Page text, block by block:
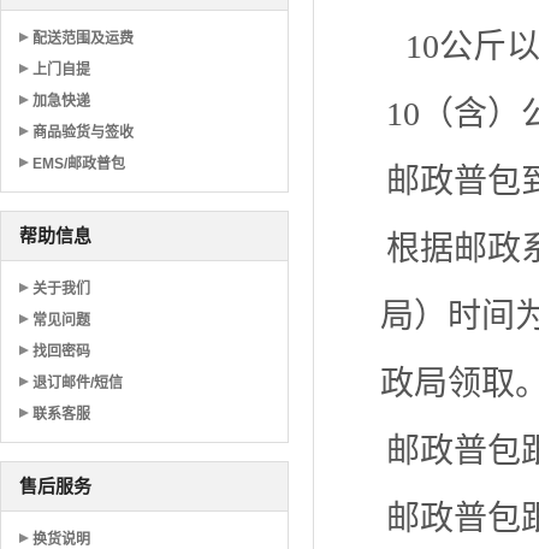
10公斤
10（含）
邮政普包
根据邮政
局）时间
政局领取
邮政普包
邮政普包
配送范围及运费
上门自提
加急快递
商品验货与签收
EMS/邮政普包
帮助信息
关于我们
常见问题
找回密码
退订邮件/短信
联系客服
售后服务
换货说明